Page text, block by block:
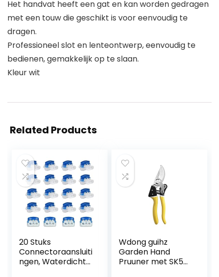
Het handvat heeft een gat en kan worden gedragen
met een touw die geschikt is voor eenvoudig te
dragen.
Professioneel slot en lenteontwerp, eenvoudig te
bedienen, gemakkelijk op te slaan.
Kleur wit
Related Products
20 Stuks
Connectoraansluiti
ngen, Waterdichte
Wdong guihz
Garden Hand
Pruuner met SK5